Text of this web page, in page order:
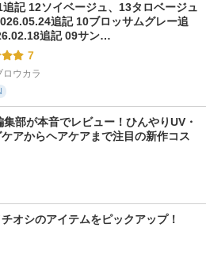
記 12ソイベージュ、13タロベージュ
追記 10ブロッサムグレー追
追記 09サン…
7
ウカラ
部が本音でレビュー！ひんやりUV・
アからヘアケアまで注目の新作コス
オシのアイテムをピックアップ！